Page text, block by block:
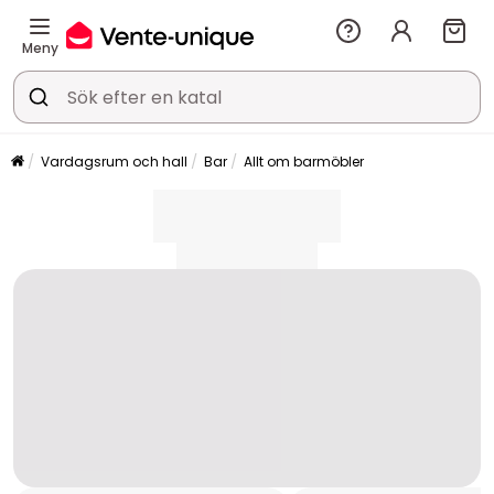
Meny
Vardagsrum och hall Bar Allt om barmöbler